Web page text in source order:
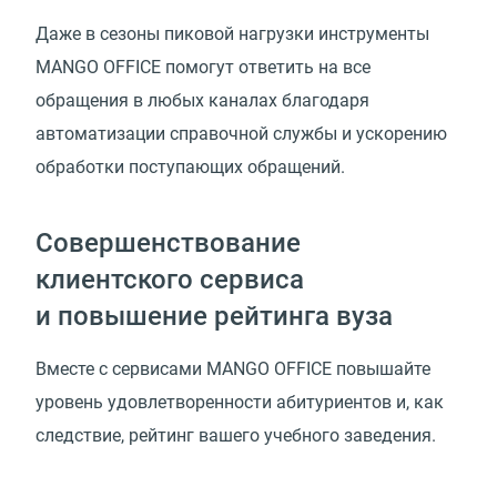
Даже в сезоны пиковой нагрузки инструменты
MANGO OFFICE помогут ответить на все
обращения в любых каналах благодаря
автоматизации справочной службы и ускорению
обработки поступающих обращений.
Совершенствование
клиентского сервиса
и повышение рейтинга вуза
Вместе с сервисами MANGO OFFICE повышайте
уровень удовлетворенности абитуриентов и, как
следствие, рейтинг вашего учебного заведения.